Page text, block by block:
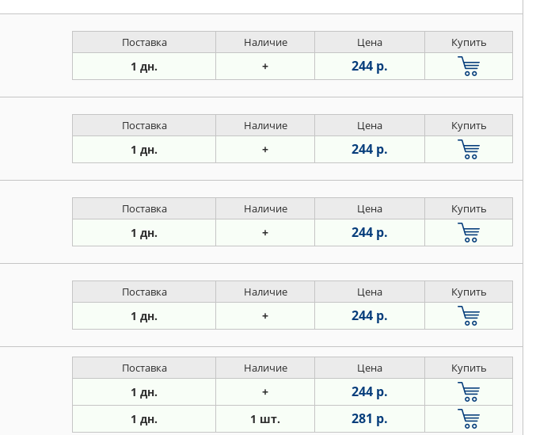
Поставка Наличие Цена Купить
1 дн. + 244 р.
Поставка Наличие Цена Купить
1 дн. + 244 р.
Поставка Наличие Цена Купить
1 дн. + 244 р.
Поставка Наличие Цена Купить
1 дн. + 244 р.
Поставка Наличие Цена Купить
1 дн. + 244 р.
1 дн. 1 шт. 281 р.